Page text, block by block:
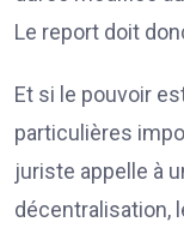
Le report doit
Et si le pouvoir
particulières
juriste appelle à
décentralisation,